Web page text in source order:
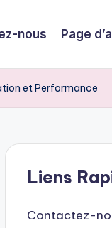
nous Page
et Performance
Liens
Contactez-